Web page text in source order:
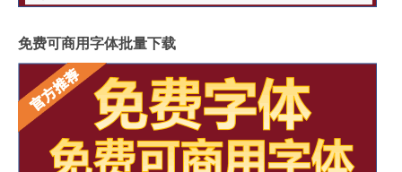
免费可商用字体批量下载